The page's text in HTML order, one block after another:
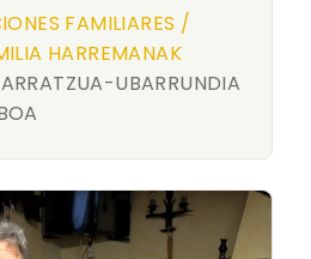
FAMILIARES /
HARREMANAK
ARRATZUA-UBARRUNDIA